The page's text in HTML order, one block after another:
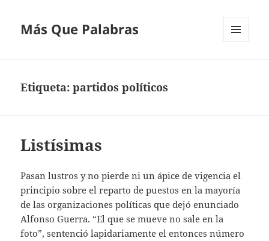
Más Que Palabras
Etiqueta:partidos políticos
Listísimas
Pasan lustros y no pierde ni un ápice de vigencia el
principio sobre el reparto de puestos en la mayoría
de las organizaciones políticas que dejó enunciado
Alfonso Guerra. “El que se mueve no sale en la
foto”, sentenció lapidariamente el entonces número